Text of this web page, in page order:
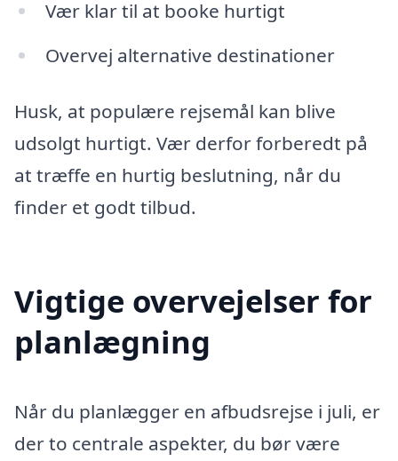
Vær klar til at booke hurtigt
Overvej alternative destinationer
Husk, at populære rejsemål kan blive
udsolgt hurtigt. Vær derfor forberedt på
at træffe en hurtig beslutning, når du
finder et godt tilbud.
Vigtige overvejelser for
planlægning
Når du planlægger en afbudsrejse i juli, er
der to centrale aspekter, du bør være